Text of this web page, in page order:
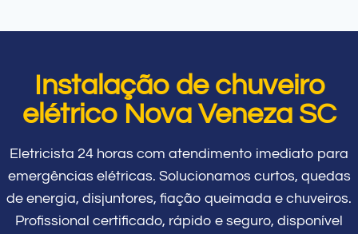
Instalação de chuveiro
elétrico Nova Veneza SC
Eletricista 24 horas com atendimento imediato para
emergências elétricas. Solucionamos curtos, quedas
de energia, disjuntores, fiação queimada e chuveiros.
Profissional certificado, rápido e seguro, disponível